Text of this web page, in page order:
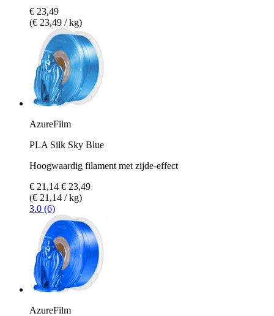
€ 23,49
(€ 23,49 / kg)
AzureFilm
PLA Silk Sky Blue
Hoogwaardig filament met zijde-effect
€ 21,14 € 23,49
(€ 21,14 / kg)
3.0 (6)
AzureFilm